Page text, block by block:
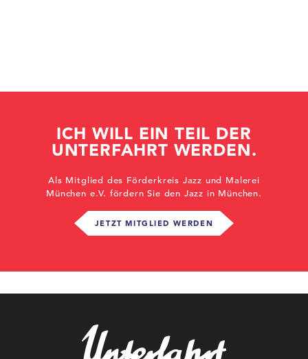
ICH WILL EIN TEIL DER
UNTERFAHRT WERDEN.
Als Mitglied des Förderkreis Jazz und Malerei
München e.V. fördern Sie den Jazz in München.
JETZT MITGLIED WERDEN